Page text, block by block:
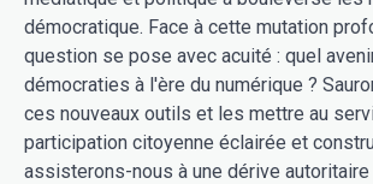
démocratique. Face à cette mutation
question se pose avec acuité : quel
démocraties à l'ère du numérique ?
ces nouveaux outils et les mettre au
participation citoyenne éclairée et
assisterons-nous à une dérive